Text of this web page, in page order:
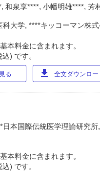
和泉享****, 小幡明雄****, 芳
大学, ****キッコーマン株
本料金に含まれます。
) です。
る download 全文ダウンロ
本国際伝統医学理論研究
本料金に含まれます。
) です。